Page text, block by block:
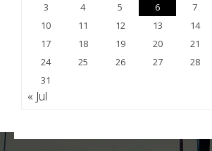
3
4 5 6 7
10
11 12 13 14
17
18 19 20 21
24
25 26 27 28
31
« Jul